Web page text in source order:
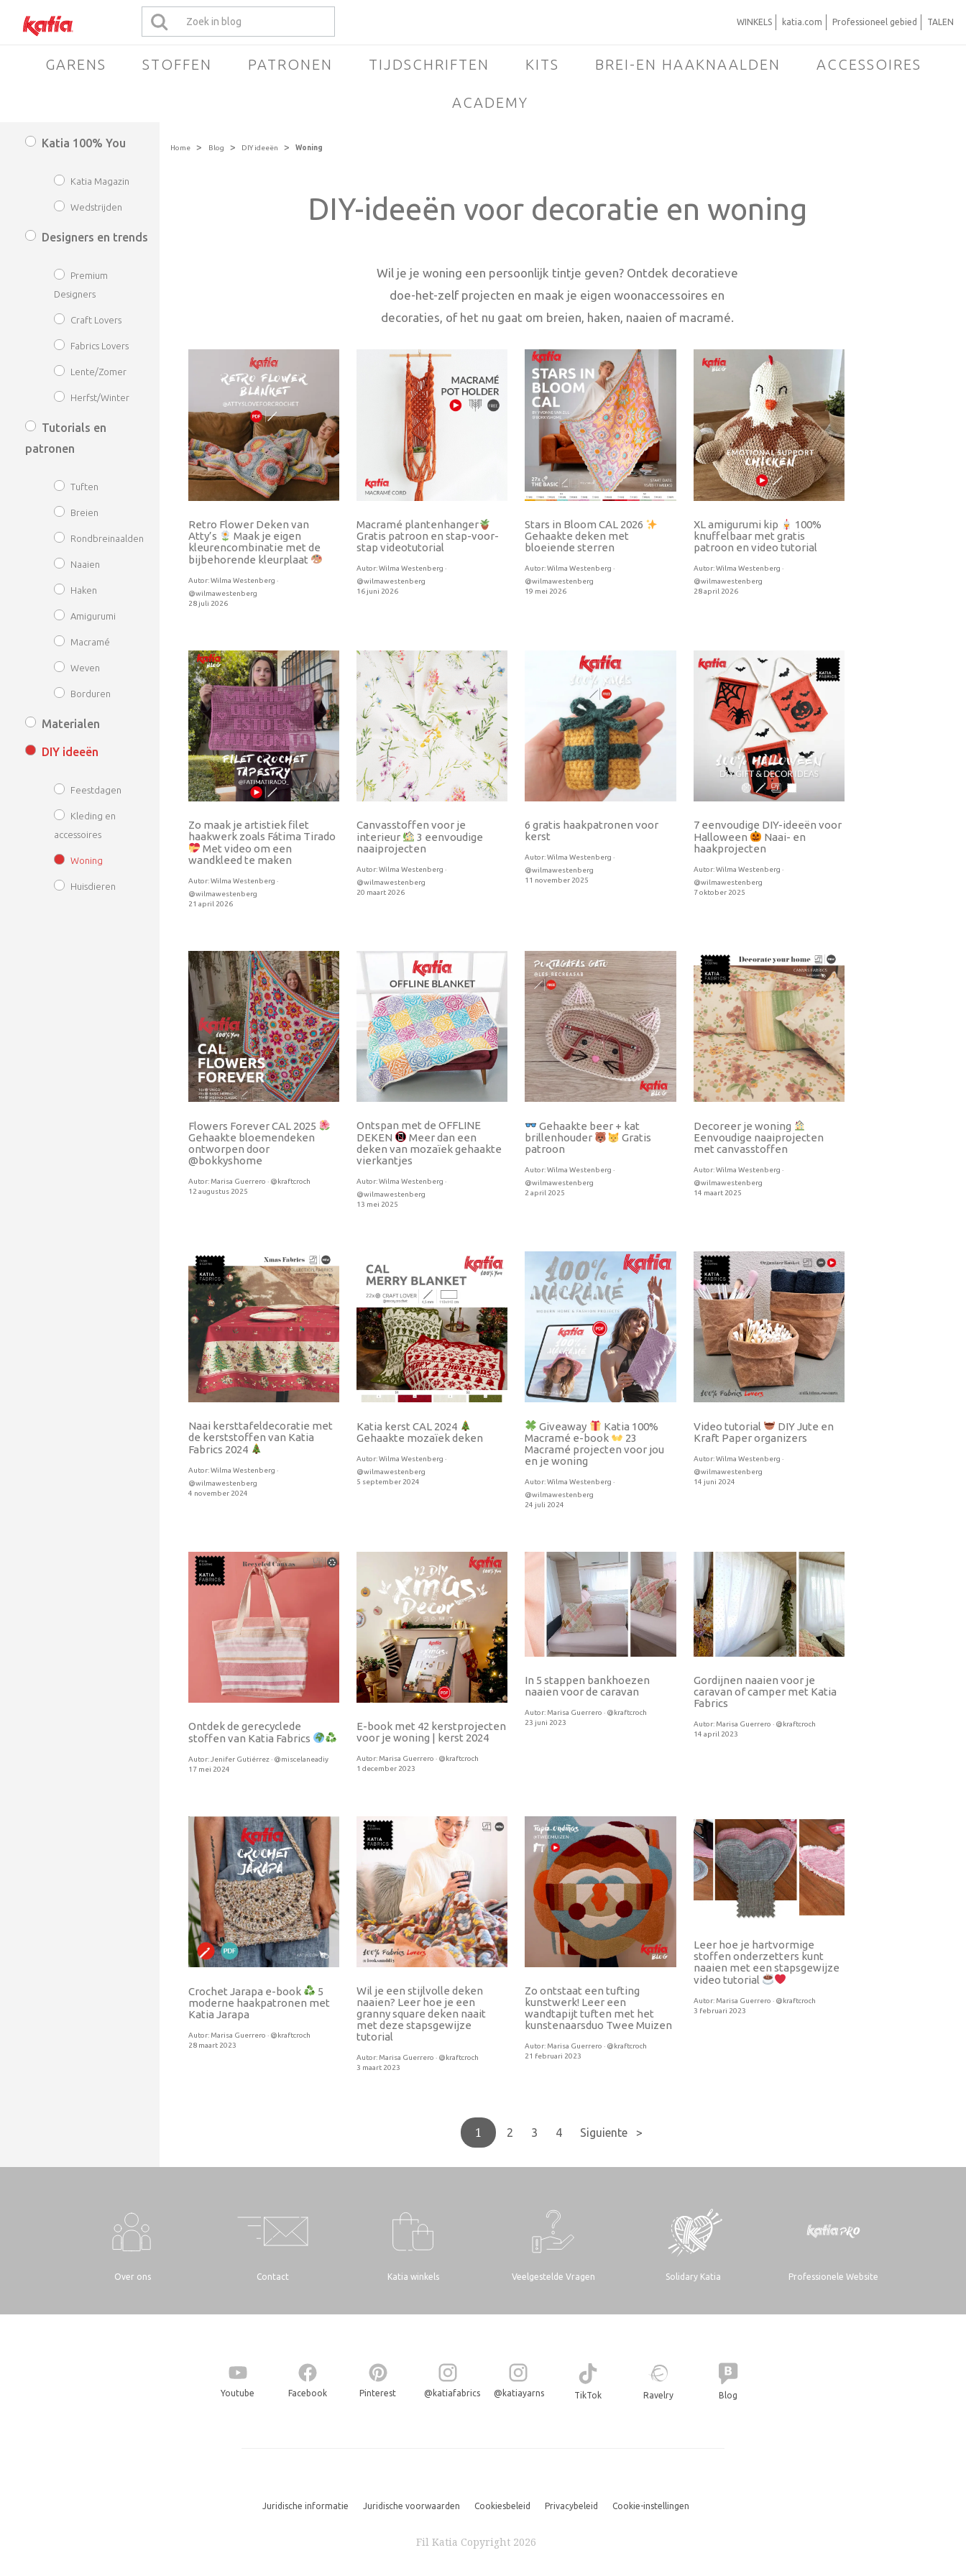
WINKELS katia.com Professioneel gebied TALEN
GARENS STOFFEN PATRONEN TIJDSCHRIFTEN KITS BREI-EN HAAKNAALDEN ACCESSOIRES
ACADEMY
Katia 100% You
Katia Magazin
Wedstrijden
Designers en trends
Premium
Designers
Craft Lovers
Fabrics Lovers
Lente/Zomer
Herfst/Winter
Tutorials en
patronen
Tuften
Breien
Rondbreinaalden
Naaien
Haken
Amigurumi
Macramé
Weven
Borduren
Materialen
DIY ideeën
Feestdagen
Kleding en
accessoires
Woning
Huisdieren
Home > Blog > DIY ideeën > Woning
DIY-ideeën voor decoratie en woning
Wil je je woning een persoonlijk tintje geven? Ontdek decoratieve
doe-het-zelf projecten en maak je eigen woonaccessoires en
decoraties, of het nu gaat om breien, haken, naaien of macramé.
Retro Flower Deken van
Atty’s
Maak je eigen
kleurencombinatie met de
bijbehorende kleurplaat
Autor:Wilma Westenberg ·
@wilmawestenberg
28 juli 2026
Macramé plantenhanger
Gratis patroon en stap-voor-
stap videotutorial
Autor:Wilma Westenberg ·
@wilmawestenberg
16 juni 2026
Stars in Bloom CAL 2026
Gehaakte deken met
bloeiende sterren
Autor:Wilma Westenberg ·
@wilmawestenberg
19 mei 2026
XL amigurumi kip
100%
knuffelbaar met gratis
patroon en video tutorial
Autor:Wilma Westenberg ·
@wilmawestenberg
28 april 2026
Zo maak je artistiek filet
haakwerk zoals Fátima Tirado
Met video om een
wandkleed te maken
Autor:Wilma Westenberg ·
@wilmawestenberg
21 april 2026
Canvasstoffen voor je
interieur
3 eenvoudige
naaiprojecten
Autor:Wilma Westenberg ·
@wilmawestenberg
20 maart 2026
6 gratis haakpatronen voor
kerst
Autor:Wilma Westenberg ·
@wilmawestenberg
11 november 2025
7 eenvoudige DIY-ideeën voor
Halloween
Naai- en
haakprojecten
Autor:Wilma Westenberg ·
@wilmawestenberg
7 oktober 2025
Flowers Forever CAL 2025
Gehaakte bloemendeken
ontworpen door
@bokkyshome
Autor: Marisa Guerrero · @kraftcroch
12 augustus 2025
Ontspan met de OFFLINE
DEKEN
Meer dan een
deken van mozaïek gehaakte
vierkantjes
Autor:Wilma Westenberg ·
@wilmawestenberg
13 mei 2025
Gehaakte beer + kat
brillenhouder
Gratis
patroon
Autor:Wilma Westenberg ·
@wilmawestenberg
2 april 2025
Decoreer je woning
Eenvoudige naaiprojecten
met canvasstoffen
Autor:Wilma Westenberg ·
@wilmawestenberg
14 maart 2025
Naai kersttafeldecoratie met
de kerststoffen van Katia
Fabrics 2024
Autor:Wilma Westenberg ·
@wilmawestenberg
4 november 2024
Katia kerst CAL 2024
Gehaakte mozaïek deken
Autor:Wilma Westenberg ·
@wilmawestenberg
5 september 2024
Giveaway
Katia 100%
Macramé e-book
23
Macramé projecten voor jou
en je woning
Autor:Wilma Westenberg ·
@wilmawestenberg
24 juli 2024
Video tutorial
DIY Jute en
Kraft Paper organizers
Autor:Wilma Westenberg ·
@wilmawestenberg
14 juni 2024
Ontdek de gerecyclede
stoffen van Katia Fabrics
Autor: Jenifer Gutiérrez · @miscelaneadiy
17 mei 2024
E-book met 42 kerstprojecten
voor je woning | kerst 2024
Autor: Marisa Guerrero · @kraftcroch
1 december 2023
In 5 stappen bankhoezen
naaien voor de caravan
Autor: Marisa Guerrero · @kraftcroch
23 juni 2023
Gordijnen naaien voor je
caravan of camper met Katia
Fabrics
Autor: Marisa Guerrero · @kraftcroch
14 april 2023
Crochet Jarapa e-book
5
moderne haakpatronen met
Katia Jarapa
Autor: Marisa Guerrero · @kraftcroch
28 maart 2023
Wil je een stijlvolle deken
naaien? Leer hoe je een
granny square deken naait
met deze stapsgewijze
tutorial
Autor: Marisa Guerrero · @kraftcroch
3 maart 2023
Zo ontstaat een tufting
kunstwerk! Leer een
wandtapijt tuften met het
kunstenaarsduo Twee Muizen
Autor: Marisa Guerrero · @kraftcroch
21 februari 2023
Leer hoe je hartvormige
stoffen onderzetters kunt
naaien met een stapsgewijze
video tutorial
Autor: Marisa Guerrero · @kraftcroch
3 februari 2023
1 2 3 4 Siguiente >
Over ons Contact Katia winkels Veelgestelde Vragen Solidary Katia Professionele Website
Youtube Facebook Pinterest @katiafabrics @katiayarns TikTok Ravelry Blog
Juridische informatie Juridische voorwaarden Cookiesbeleid Privacybeleid Cookie-instellingen
Fil Katia Copyright 2026